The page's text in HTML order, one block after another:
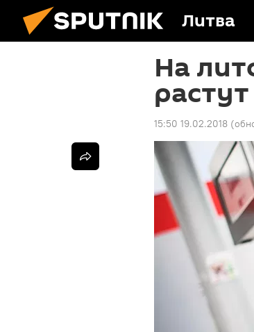
Литва
На
15:50 19.02.2018